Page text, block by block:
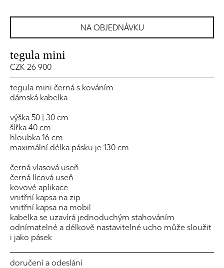
NA OBJEDNÁVKU
tegula mini
CZK 26 900
tegula mini černá s kováním
dámská kabelka
výška 50 | 30 cm
šířka 40 cm
hloubka 16 cm
maximální délka pásku je 130 cm
černá vlasová useň
černá lícová useň
kovové aplikace
vnitřní kapsa na zip
vnitřní kapsa na mobil
kabelka se uzavírá jednoduchým stahováním
odnímatelné a délkově nastavitelné ucho může sloužit
i jako pásek
doručení a odeslání